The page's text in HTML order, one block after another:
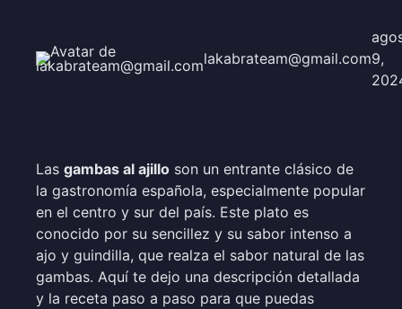
lakabrateam@gmail.com9,
Las gambas al ajillo son un entrante clásico de
la gastronomía española, especialmente popular
en el centro y sur del país. Este plato es
conocido por su sencillez y su sabor intenso a
ajo y guindilla, que realza el sabor natural de las
gambas. Aquí te dejo una descripción detallada
y la receta paso a paso para que puedas